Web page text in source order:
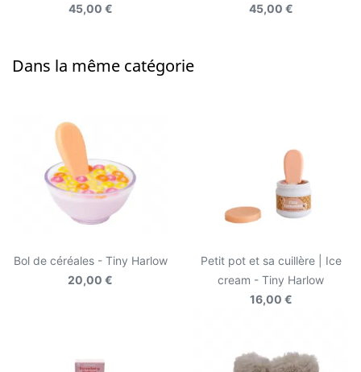
45,00 €
45,00 €
Dans la même catégorie
Bol de céréales - Tiny Harlow
20,00 €
Petit pot et sa cuillère | Ice
cream - Tiny Harlow
16,00 €